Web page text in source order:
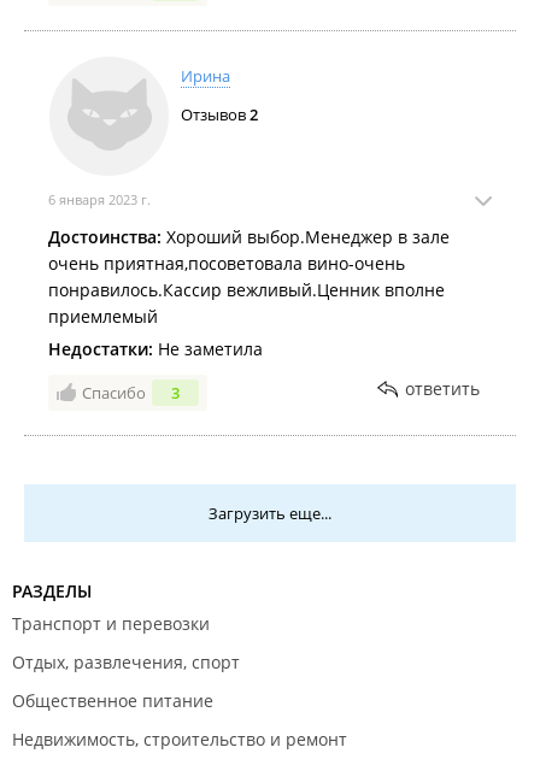
Ирина
Отзывов2
6 января 2023 г.
Достоинства: Хороший выбор.Менеджер в зале
очень приятная,посоветовала вино-очень
понравилось.Кассир вежливый.Ценник вполне
приемлемый
Недостатки: Не заметила
Спасибо 3 ответить
Загрузить еще...
РАЗДЕЛЫ
Транспорт и перевозки
Отдых, развлечения, спорт
Общественное питание
Недвижимость, строительство и ремонт